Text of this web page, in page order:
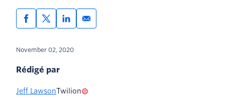
November 02, 2020
Rédigé par
Jeff LawsonTwilion